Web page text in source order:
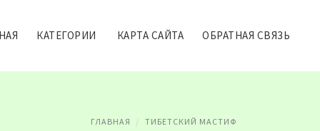
КАТЕГОРИИ КАРТА САЙТА ОБРАТНАЯ СВЯЗЬ
ГЛАВНАЯ ТИБЕТСКИЙ МАСТИФ